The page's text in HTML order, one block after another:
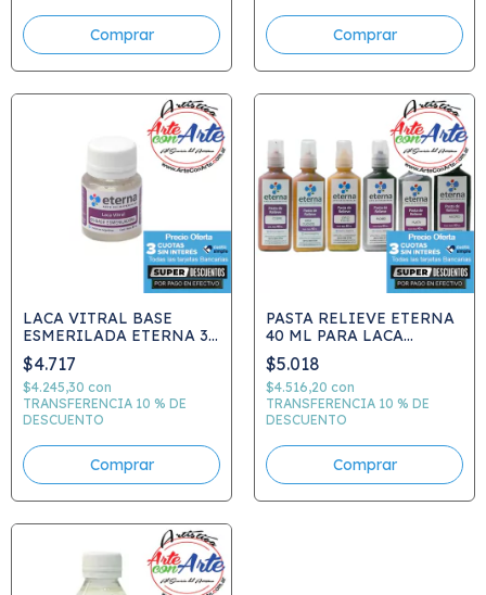
LACA VITRAL BASE
ESMERILADA ETERNA 37
ML
$4.717
$4.245,30 con
TRANSFERENCIA 10 % DE
DESCUENTO
PASTA RELIEVE ETERNA
40 ML PARA LACA
VITRAL - ELEGIR COLOR
$5.018
$4.516,20 con
TRANSFERENCIA 10 % DE
DESCUENTO
Comprar